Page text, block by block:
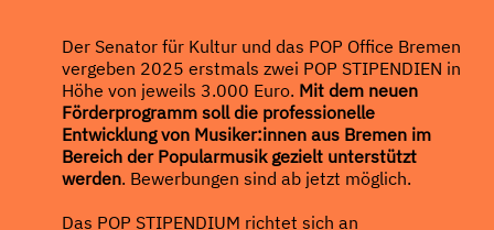
Der Senator für Kultur und das POP Office Bremen
vergeben 2025 erstmals zwei POP STIPENDIEN in
Höhe von jeweils 3.000 Euro. Mit dem neuen
Förderprogramm soll die professionelle
Entwicklung von Musiker:innen aus Bremen im
Bereich der Popularmusik gezielt unterstützt
werden. Bewerbungen sind ab jetzt möglich.
Das POP STIPENDIUM richtet sich an